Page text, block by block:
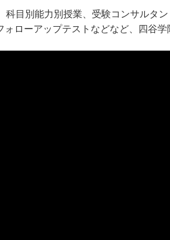
科目別能力別授業、受験コンサルタ
ローアップテストなどなど、四谷学